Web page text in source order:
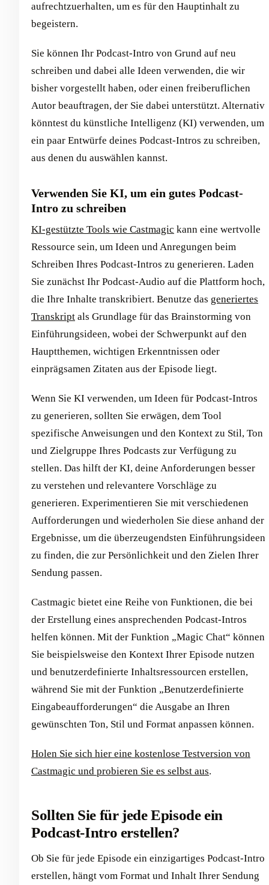
aufrechtzuerhalten, um es für den Hauptinhalt zu
begeistern.
Sie können Ihr Podcast-Intro von Grund auf neu
schreiben und dabei alle Ideen verwenden, die wir
bisher vorgestellt haben, oder einen freiberuflichen
Autor beauftragen, der Sie dabei unterstützt. Alternativ
könntest du künstliche Intelligenz (KI) verwenden, um
ein paar Entwürfe deines Podcast-Intros zu schreiben,
aus denen du auswählen kannst.
Verwenden Sie KI, um ein gutes Podcast-
Intro zu schreiben
KI-gestützte Tools wie Castmagic kann eine wertvolle
Ressource sein, um Ideen und Anregungen beim
Schreiben Ihres Podcast-Intros zu generieren. Laden
Sie zunächst Ihr Podcast-Audio auf die Plattform hoch,
die Ihre Inhalte transkribiert. Benutze das generiertes
Transkript als Grundlage für das Brainstorming von
Einführungsideen, wobei der Schwerpunkt auf den
Hauptthemen, wichtigen Erkenntnissen oder
einprägsamen Zitaten aus der Episode liegt.
Wenn Sie KI verwenden, um Ideen für Podcast-Intros
zu generieren, sollten Sie erwägen, dem Tool
spezifische Anweisungen und den Kontext zu Stil, Ton
und Zielgruppe Ihres Podcasts zur Verfügung zu
stellen. Das hilft der KI, deine Anforderungen besser
zu verstehen und relevantere Vorschläge zu
generieren. Experimentieren Sie mit verschiedenen
Aufforderungen und wiederholen Sie diese anhand der
Ergebnisse, um die überzeugendsten Einführungsideen
zu finden, die zur Persönlichkeit und den Zielen Ihrer
Sendung passen.
Castmagic bietet eine Reihe von Funktionen, die bei
der Erstellung eines ansprechenden Podcast-Intros
helfen können. Mit der Funktion „Magic Chat“ können
Sie beispielsweise den Kontext Ihrer Episode nutzen
und benutzerdefinierte Inhaltsressourcen erstellen,
während Sie mit der Funktion „Benutzerdefinierte
Eingabeaufforderungen“ die Ausgabe an Ihren
gewünschten Ton, Stil und Format anpassen können.
Holen Sie sich hier eine kostenlose Testversion von
Castmagic und probieren Sie es selbst aus.
Sollten Sie für jede Episode ein
Podcast-Intro erstellen?
Ob Sie für jede Episode ein einzigartiges Podcast-Intro
erstellen, hängt vom Format und Inhalt Ihrer Sendung